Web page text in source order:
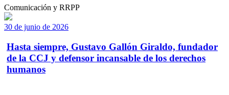
Comunicación y RRPP
30 de junio de 2026
Hasta siempre, Gustavo Gallón Giraldo, fundador
de la CCJ y defensor incansable de los derechos
humanos